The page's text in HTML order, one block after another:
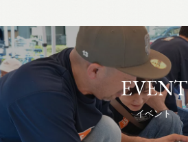
EVENT
イベント